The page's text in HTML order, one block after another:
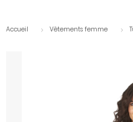
Accueil Vêtements femme